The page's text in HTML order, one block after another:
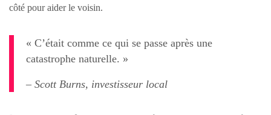
côté pour aider le voisin.
« C’était comme ce qui se passe après une
catastrophe naturelle. »
– Scott Burns, investisseur local